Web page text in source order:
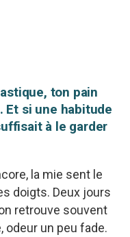
ton pain
Et si une habitude
à le garder
la mie sent le
doigts. Deux jours
retrouve souvent
odeur un peu fade.